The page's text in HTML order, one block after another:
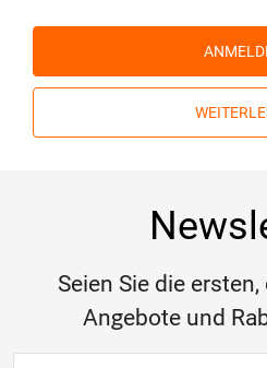
Seien Sie die
Angebote und